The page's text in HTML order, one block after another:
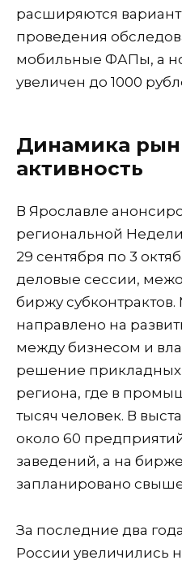
расширяются
проведения
мобильные ФАПы, а
увеличен до 1000
Динамика
активность
В Ярославле
региональной
29 сентября по 3
деловые сессии,
биржу
направлено на
между бизнесом и
решение прикладных
региона, где в
тысяч человек. В
около 60
заведений, а на
запланировано
За последние два
России увеличились